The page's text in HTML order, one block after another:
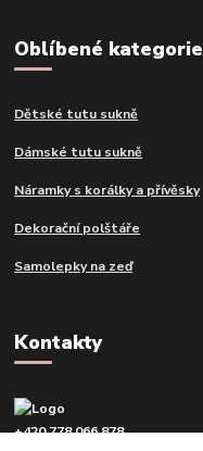
Oblíbené kategorie
Dětské tutu sukně
Dámské tutu sukně
Náramky s korálky a přívěsky
Dekorační polštáře
Samolepky na zeď
Kontakty
+420 778 066 878